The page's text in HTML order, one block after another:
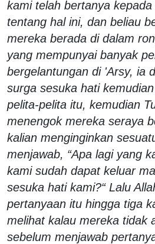
kami telah bertanya
tentang hal ini, dan beliau
mereka berada di dalam
yang mempunyai banyak
bergelantungan di 'Arsy, ia
surga sesuka hati
pelita-pelita itu, kemudian
menengok mereka seraya
kalian menginginkan
menjawab, “Apa lagi yang
kami sudah dapat keluar
sesuka hati kami?“ Lalu
pertanyaan itu hingga tiga
melihat kalau mereka tidak
sebelum menjawab